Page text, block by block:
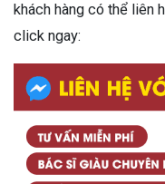
khách hàng có thể liên
click ngay: